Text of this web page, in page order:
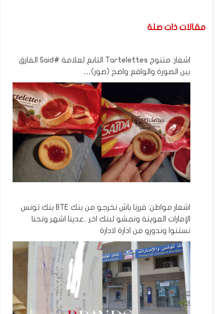
مقالات ذات صلة
اشعار: مننوج Tartelettes التابع لعلامة #Said الفارق
بين الصورة والواقع واضح (صور)…
اشعار مواطن: قررنا باش نخرجو من بنك BTE بنك تونس
الإمارات العوينة ونمشو لبنك اخر ..عدينا اشهر ونحنا
نستنوا وندورو من ادارة لادارة